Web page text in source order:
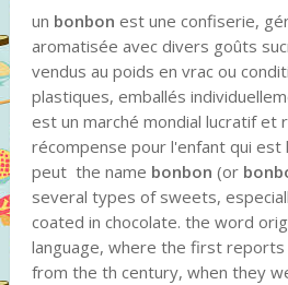
un bonbon est une confiserie,
aromatisée avec divers goûts
vendus au poids en vrac ou
plastiques, emballés
est un marché mondial lucratif et
récompense pour l'enfant qui est
peut the name bonbon (or
several types of sweets,
coated in chocolate. the word
language, where the first
from the th century, when they